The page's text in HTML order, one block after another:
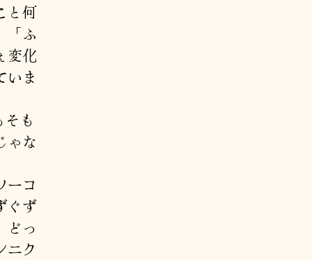
と何
「ふ
変化
いま
も
ゃな
ーコ
ぐず
どっ
ニク